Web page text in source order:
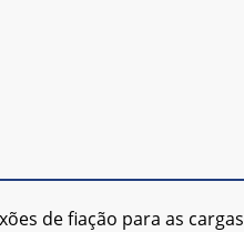
de fiação para as cargas